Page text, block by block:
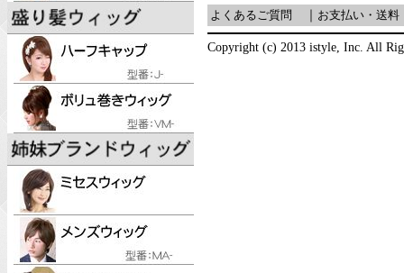
よくあるご質問 お支払い・送料
Copyright (c) 2013 istyle, Inc. All